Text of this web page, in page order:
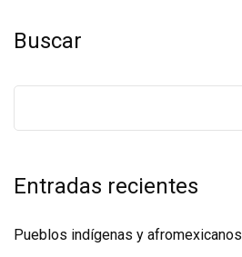
Buscar
Entradas recientes
Pueblos indígenas y afromexicanos